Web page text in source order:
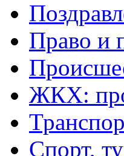
Право и
ЖКХ:
Спорт,